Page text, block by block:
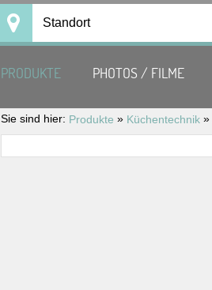
Standort
PRODUKTE PHOTOS / FILME
Sie sind hier: Produkte » Küchentechnik »